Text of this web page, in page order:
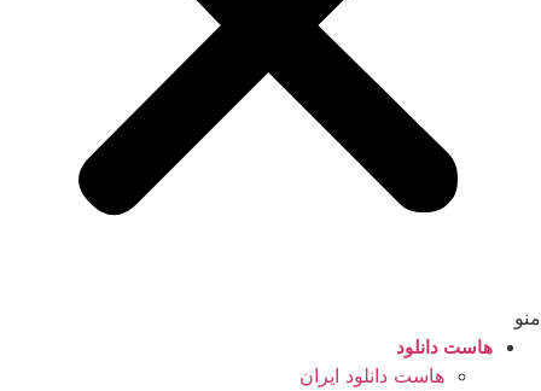
منو
هاست دانلود
هاست دانلود ایران